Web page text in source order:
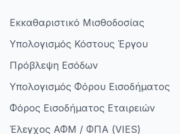
Εκκαθαριστικό Μισθοδοσίας
Υπολογισμός Κόστους Έργου
Πρόβλεψη Εσόδων
Υπολογισμός Φόρου Εισοδήματος
Φόρος Εισοδήματος Εταιρειών
Έλεγχος ΑΦΜ / ΦΠΑ (VIES)